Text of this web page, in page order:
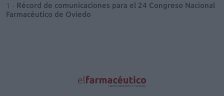
Récord de comunicaciones para el 24 Congreso Nacional
Farmacéutico de Oviedo